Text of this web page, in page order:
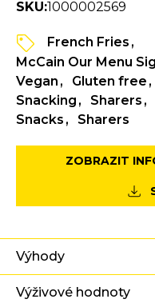
SKU:1000002569
French Fries
McCain Our Menu
Vegan
Gluten free
Snacking
Sharers
Snacks
Sharers
ZOBRAZIT
Výhody
Výživové hodnoty